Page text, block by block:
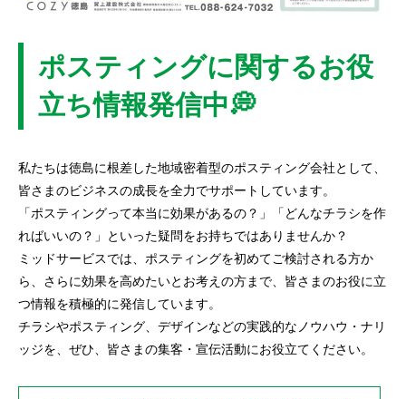
ポスティングに関するお役
立ち情報発信中💭
私たちは徳島に根差した地域密着型のポスティング会社として、
皆さまのビジネスの成長を全力でサポートしています。
「ポスティングって本当に効果があるの？」「どんなチラシを作
ればいいの？」といった疑問をお持ちではありませんか？
ミッドサービスでは、ポスティングを初めてご検討される方か
ら、さらに効果を高めたいとお考えの方まで、皆さまのお役に立
つ情報を積極的に発信しています。
チラシやポスティング、デザインなどの実践的なノウハウ・ナリ
ッジを、ぜひ、皆さまの集客・宣伝活動にお役立てください。